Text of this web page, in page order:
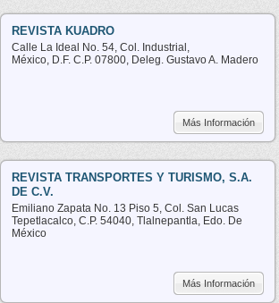
REVISTA KUADRO
Calle La Ideal No. 54, Col. Industrial,
México, D.F. C.P. 07800, Deleg. Gustavo A. Madero
Más Información
REVISTA TRANSPORTES Y TURISMO, S.A.
DE C.V.
Emiliano Zapata No. 13 Piso 5, Col. San Lucas
Tepetlacalco, C.P. 54040, Tlalnepantla, Edo. De
México
Más Información